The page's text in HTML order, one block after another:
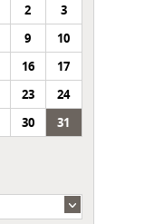
2
3
9
10
16
17
23
24
30 31